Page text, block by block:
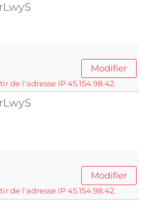
Modifier
de l'adresse IP 45.154.98.42.
Modifier
de l'adresse IP 45.154.98.42.